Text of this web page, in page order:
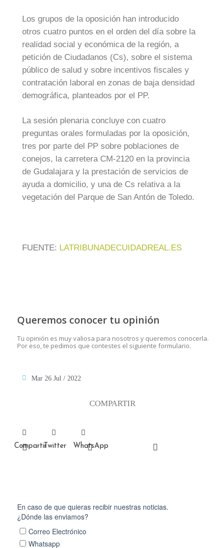
Los grupos de la oposición han introducido
otros cuatro puntos en el orden del día sobre la
realidad social y económica de la región, a
petición de Ciudadanos (Cs), sobre el sistema
público de salud y sobre incentivos fiscales y
contratación laboral en zonas de baja densidad
demográfica, planteados por el PP.
La sesión plenaria concluye con cuatro
preguntas orales formuladas por la oposición,
tres por parte del PP sobre poblaciones de
conejos, la carretera CM-2120 en la provincia
de Gudalajara y la prestación de servicios de
ayuda a domicilio, y una de Cs relativa a la
vegetación del Parque de San Antón de Toledo.
FUENTE: LATRIBUNADECUIDADREAL.ES
Queremos conocer tu opinión
Tu opinión es muy valiosa para nosotros y queremos conocerla.
Por eso, te pedimos que contestes el siguiente formulario.
Mar 26 Jul / 2022
COMPARTIR
CompartirTwitter WhatsApp